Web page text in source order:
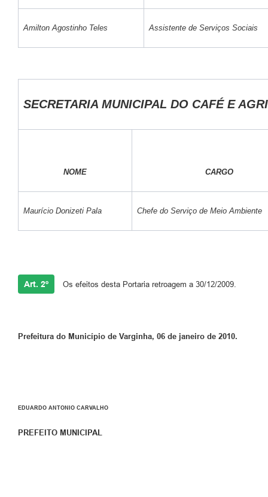
Amilton Agostinho Teles Assistente de Serviços Sociais
SECRETARIA MUNICIPAL DO CAFÉ E
NOME CARGO
Maurício Donizeti Pala Chefe do Serviço de Meio Ambiente
Art. 2º Os efeitos desta Portaria retroagem a 30/12/2009.
Prefeitura do Município de Varginha, 06 de janeiro de 2010.
EDUARDO ANTONIO CARVALHO
PREFEITO MUNICIPAL